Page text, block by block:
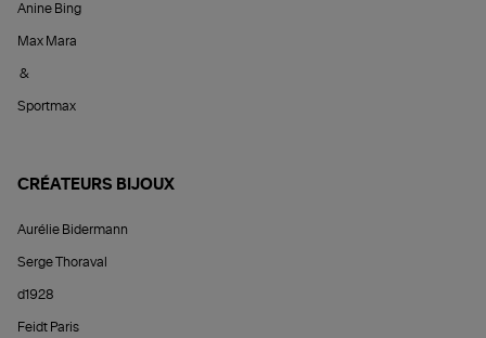
Anine Bing
Max Mara
&
Sportmax
CRÉATEURS BIJOUX
Aurélie Bidermann
Serge Thoraval
d1928
Feidt Paris